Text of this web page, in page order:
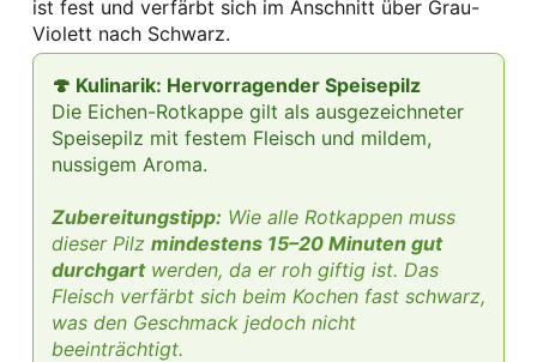
ist fest und verfärbt sich im Anschnitt über Grau-
Violett nach Schwarz.
🍄 Kulinarik: Hervorragender Speisepilz
Die Eichen-Rotkappe gilt als ausgezeichneter
Speisepilz mit festem Fleisch und mildem,
nussigem Aroma.
Zubereitungstipp: Wie alle Rotkappen muss
dieser Pilz mindestens 15–20 Minuten gut
durchgartwerden, da er roh giftig ist. Das
Fleisch verfärbt sich beim Kochen fast schwarz,
was den Geschmack jedoch nicht
beeinträchtigt.